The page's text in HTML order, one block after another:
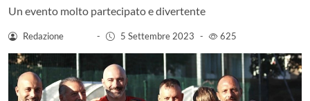
Un evento molto partecipato e divertente
Redazione - 5 Settembre 2023 - 625